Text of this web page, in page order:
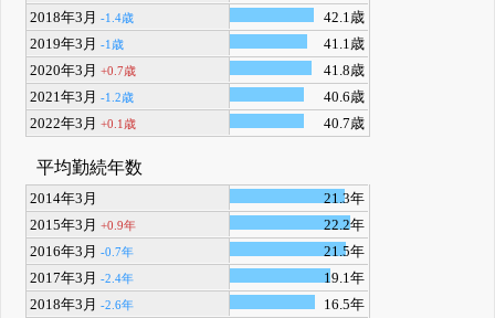
2018年3月-1.4歳
42.1歳
2019年3月-1歳
41.1歳
2020年3月+0.7歳
41.8歳
2021年3月-1.2歳
40.6歳
2022年3月+0.1歳 40.7歳
平均勤続年数
2014年3月
21.3年
2015年3月+0.9年
22.2年
2016年3月-0.7年
21.5年
2017年3月-2.4年
19.1年
2018年3月-2.6年
16.5年